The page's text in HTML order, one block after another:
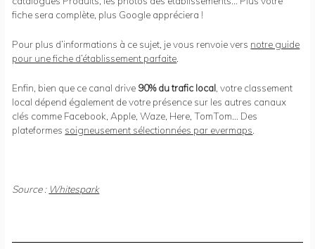
fiche sera complète, plus Google appréciera !
Pour plus d’informations à ce sujet, je vous renvoie vers notre guide
pour une fiche d’établissement parfaite
Enfin, bien que ce canal drive 90% du trafic local , votre classement
local dépend également de votre présence sur les autres canaux
clés comme Facebook, Apple, Waze, Here, TomTom… Des
plateformes soigneusement sélectionnées par evermaps
Source : Whitespark